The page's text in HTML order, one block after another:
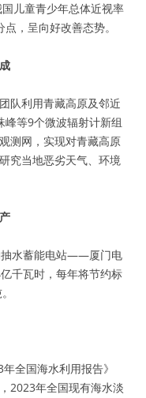
儿童青少年总体近视率
，呈向好改善态势。
队利用青藏高原及邻近
等9个微波辐射计新组
测网，实现对青藏高原
究当地恶劣天气、环境
抽水蓄能电站——厦门电
千瓦时，每年将节约标
全国海水利用报告》
2023年全国现有海水淡